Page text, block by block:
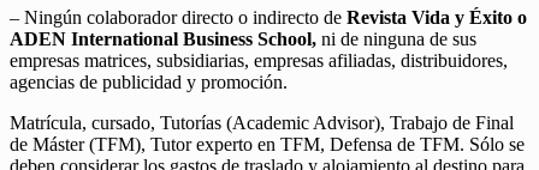
– Ningún colaborador directo o indirecto de Revista Vida y Éxito o
ADEN International Business School, ni de ninguna de sus
empresas matrices, subsidiarias, empresas afiliadas, distribuidores,
agencias de publicidad y promoción.
Matrícula, cursado, Tutorías (Academic Advisor), Trabajo de Final
de Máster (TFM), Tutor experto en TFM, Defensa de TFM. Sólo se
deben considerar los gastos de traslado y alojamiento al destino para